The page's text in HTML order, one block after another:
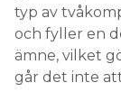
typ av
och fyller en
ämne, vilket
går det inte